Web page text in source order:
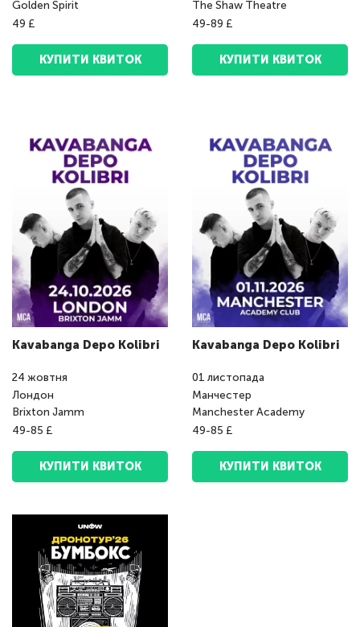
Golden Spirit
49 £
КУПИТИ КВИТОК
The Shaw Theatre
49-89 £
КУПИТИ КВИТОК
Kavabanga Depo Kolibri
24 жовтня
Лондон
Brixton Jamm
49-85 £
КУПИТИ КВИТОК
Kavabanga Depo Kolibri
01 листопада
Манчестер
Manchester Academy
49-85 £
КУПИТИ КВИТОК